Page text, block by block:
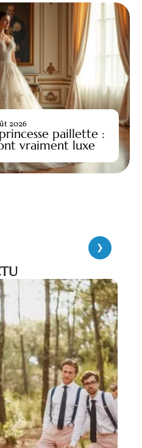
paillette :
vraiment luxe
2026